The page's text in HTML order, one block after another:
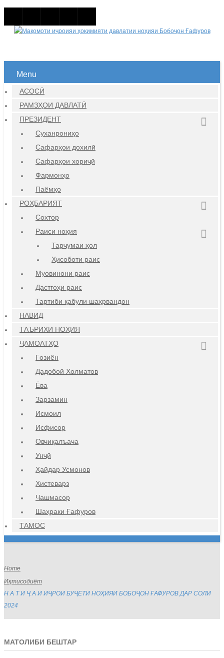
Menu
АСОСӢ
РАМЗҲОИ ДАВЛАТӢ
ПРЕЗИДЕНТ
Суханрониҳо
Сафарҳои дохилӣ
Сафарҳои хориҷӣ
Фармонҳо
Паёмҳо
РОҲБАРИЯТ
Сохтор
Раиси ноҳия
Тарҷумаи ҳол
Ҳисоботи раис
Муовинони раис
Дастгоҳи раис
Тартиби қабули шаҳрвандон
НАВИД
ТАЪРИХИ НОҲИЯ
ҶАМОАТҲО
Ғозиён
Дадобой Холматов
Ёва
Зарзамин
Исмоил
Исфисор
Овчиқалъача
Унҷӣ
Ҳайдар Усмонов
Хистеварз
Чашмасор
Шаҳраки Ғафуров
ТАМОС
Home
Иқтисодиёт
Н А Т И Ҷ А И ИҶРОИ БУҶЕТИ НОҲИЯИ БОБОҶОН ҒАФУРОВ ДАР СОЛИ
2024
МАТОЛИБИ БЕШТАР